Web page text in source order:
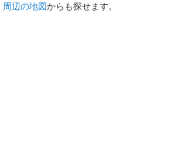
周辺の地図からも探せます。